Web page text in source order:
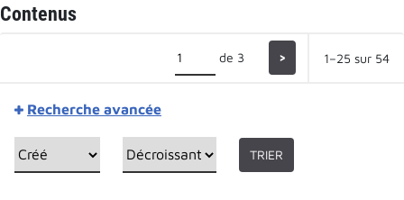
Contenus
de 3 > 1–25 sur 54
Recherche avancée
TRIER